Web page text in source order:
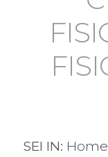
SEI IN: Home